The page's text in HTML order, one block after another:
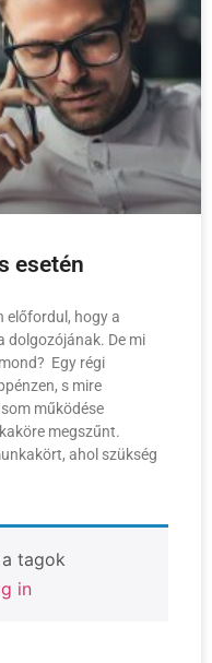
esetén
előfordul, hogy a
dolgozójának. De mi
Egy régi
s mire
működése
megszűnt.
ahol szükség
tagok
in